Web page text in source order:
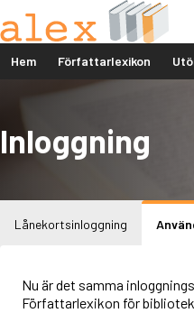
Hem Författarlexikon
Inloggning
Lånekortsinloggning
Nu är det samma
Författarlexikon för